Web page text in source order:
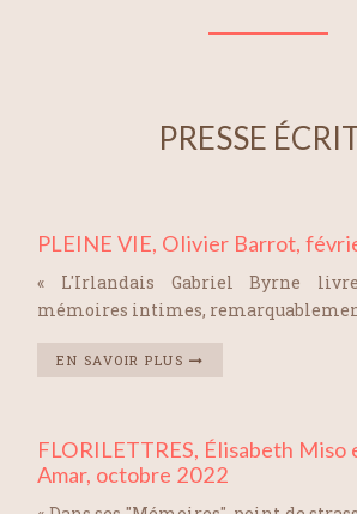
PRESSE
PLEINE VIE, Olivier Barrot,
« L'Irlandais Gabriel Byrne
mémoires intimes,
EN SAVOIR PLUS
FLORILETTRES, Élisabeth Miso
Amar, octobre 2022